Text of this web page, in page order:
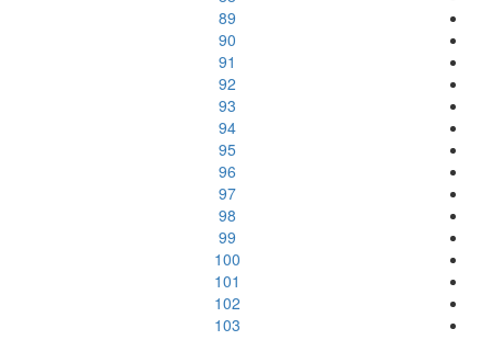
89
90
91
92
93
94
95
96
97
98
99
100
101
102
103